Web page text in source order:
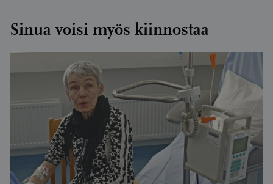
Sinua voisi myös kiinnostaa